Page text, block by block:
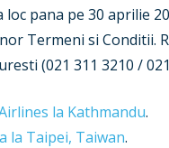
pana pe 30 aprilie
Termeni si Conditii.
(021 311 3210 /
la Kathmandu.
la Taipei, Taiwan.